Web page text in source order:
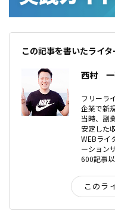
この記事を書いたライタ
西村
フリーラ
企業で新
当時、副
安定した
WEBライ
ーション
600記事以
このラ